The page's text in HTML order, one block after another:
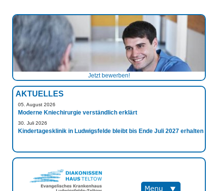
Jetzt bewerben!
AKTUELLES
05. August 2026
Moderne Kniechirurgie verständlich erklärt
30. Juli 2026
Kindertagesklinik in Ludwigsfelde bleibt bis Ende Juli 2027 erhalten